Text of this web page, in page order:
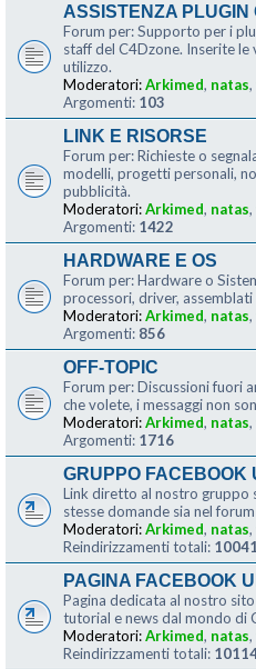
ASSISTENZA PLUGIN
Forum per: Supporto per i
staff del C4Dzone. Inserite
utilizzo.
Moderatori:Arkimed, natas,
Argomenti: 103
LINK E RISORSE
Forum per: Richieste o
modelli, progetti personali,
pubblicità.
Moderatori:Arkimed, natas,
Argomenti: 1422
HARDWARE E OS
Forum per: Hardware o
processori, driver,
Moderatori:Arkimed, natas,
Argomenti: 856
OFF-TOPIC
Forum per: Discussioni fuori
che volete, i messaggi non
Moderatori:Arkimed, natas,
Argomenti: 1716
GRUPPO FACEBOOK
Link diretto al nostro gruppo
stesse domande sia nel
Moderatori:Arkimed, natas,
Reindirizzamenti totali:
PAGINA FACEBOOK
Pagina dedicata al nostro
tutorial e news dal mondo di
Moderatori:Arkimed, natas,
Reindirizzamenti totali: